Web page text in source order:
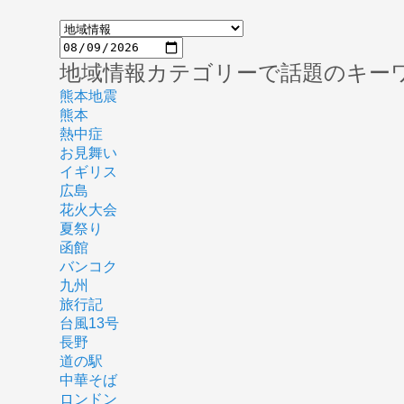
地域情報カテゴリーで話題のキー
熊本地震
熊本
熱中症
お見舞い
イギリス
広島
花火大会
夏祭り
函館
バンコク
九州
旅行記
台風13号
長野
道の駅
中華そば
ロンドン